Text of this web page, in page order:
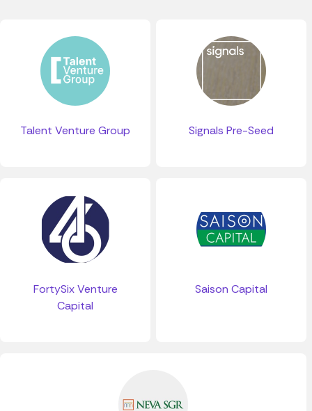
Talent Venture Group Signals Pre-Seed
FortySix Venture
Capital
Saison Capital